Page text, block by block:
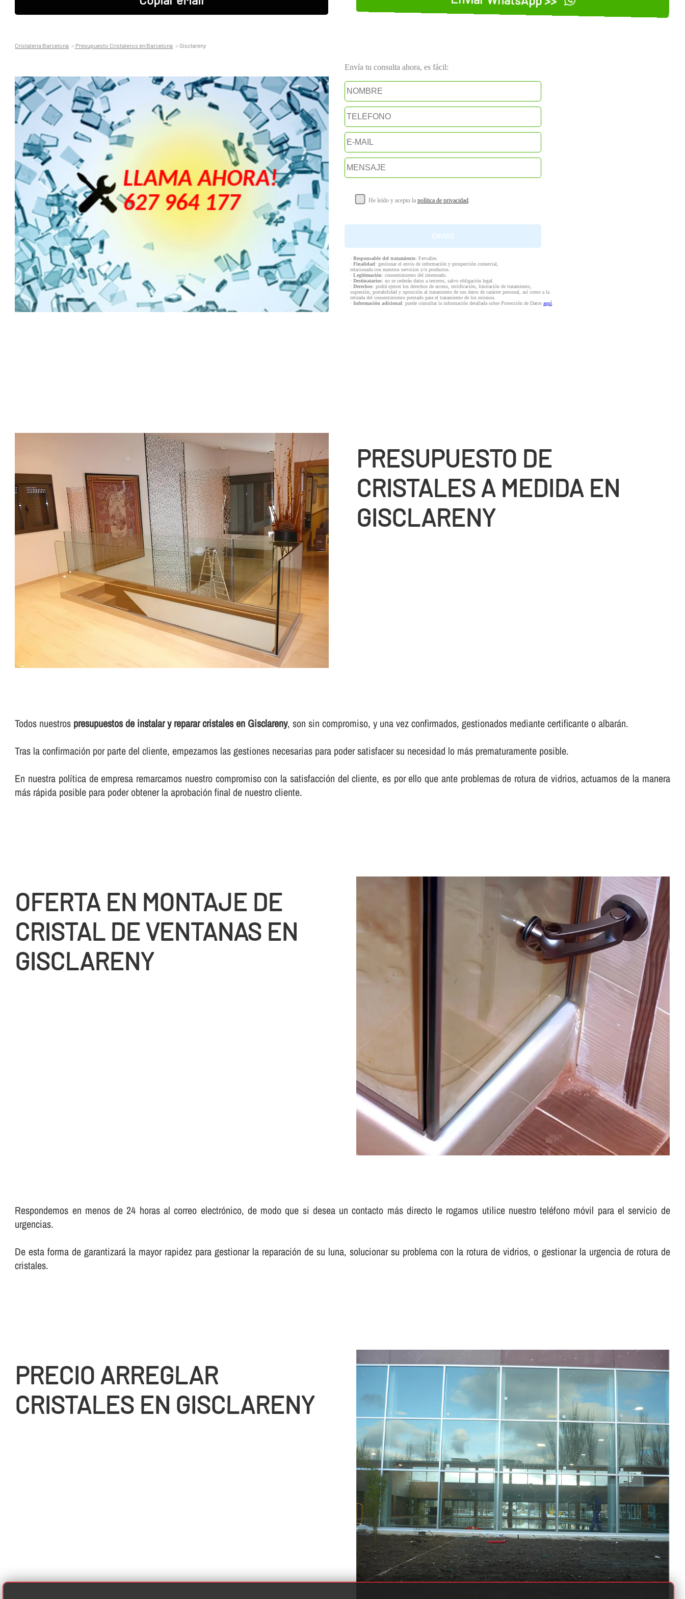
Cristaleria Barcelona Presupuesto Cristaleros en Barcelona Gisclareny
Envía tu consulta ahora, es fácil:
He leído y acepto la política de privacidad.
· Responsable del tratamiento: Fervalles
· Finalidad: gestionar el envío de información y prospección comercial,
relacionada con nuestros servicios y/o productos.
· Legitimación: consentimiento del interesado.
· Destinatarios: no se cederán datos a terceros, salvo obligación legal.
· Derechos: podrá ejercer los derechos de acceso, rectificación, limitación de tratamiento,
supresión, portabilidad y oposición al tratamiento de sus datos de carácter personal, así como a la
retirada del consentimiento prestado para el tratamiento de los mismos.
· Información adicional: puede consultar la información detallada sobre Protección de Datos aquí.
PRESUPUESTO DE
CRISTALES A MEDIDA EN
GISCLARENY
Todos nuestros presupuestos de instalar y reparar cristales en Gisclareny, son sin compromiso, y una vez confirmados, gestionados mediante certificante o albarán.
Tras la confirmación por parte del cliente, empezamos las gestiones necesarias para poder satisfacer su necesidad lo más prematuramente posible.
En nuestra polí­tica de empresa remarcamos nuestro compromiso con la satisfacción del cliente, es por ello que ante problemas de rotura de vidrios, actuamos de la manera
más rápida posible para poder obtener la aprobación final de nuestro cliente.
OFERTA EN MONTAJE DE
CRISTAL DE VENTANAS EN
GISCLARENY
Respondemos en menos de 24 horas al correo electrónico, de modo que si desea un contacto más directo le rogamos utilice nuestro teléfono móvil para el servicio de
urgencias.
De esta forma de garantizará la mayor rapidez para gestionar la reparación de su luna, solucionar su problema con la rotura de vidrios, o gestionar la urgencia de rotura de
cristales.
PRECIO ARREGLAR
CRISTALES EN GISCLARENY